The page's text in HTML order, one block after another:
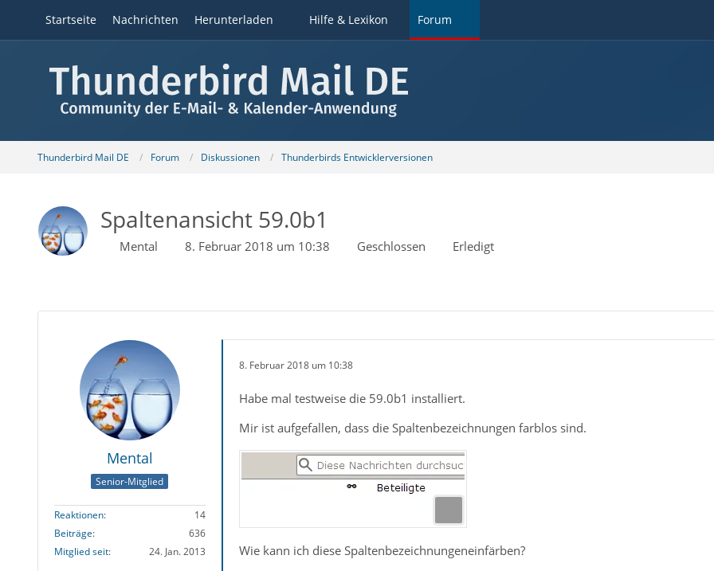
Startseite Nachrichten Herunterladen Hilfe & Lexikon Forum
Thunderbird Mail DE Forum Diskussionen Thunderbirds Entwicklerversionen
Spaltenansicht 59.0b1
Mental 8. Februar 2018 um 10:38 Geschlossen Erledigt
Mental
Senior-Mitglied
Reaktionen
14
Beiträge
636
Mitglied seit
24. Jan. 2013
8. Februar 2018 um 10:38
Habe mal testweise die 59.0b1 installiert.
Mir ist aufgefallen, dass die Spaltenbezeichnungen farblos sind.
Wie kann ich diese Spaltenbezeichnungeneinfärben?